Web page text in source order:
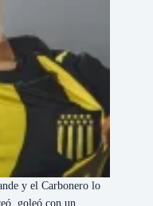
y el Carbonero lo
goleó con un